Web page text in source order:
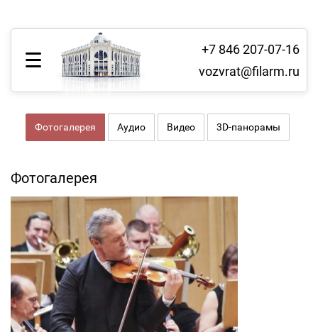
+7 846 207-07-16
vozvrat@filarm.ru
Фотогалерея Аудио Видео 3D-панорамы
Фотогалерея